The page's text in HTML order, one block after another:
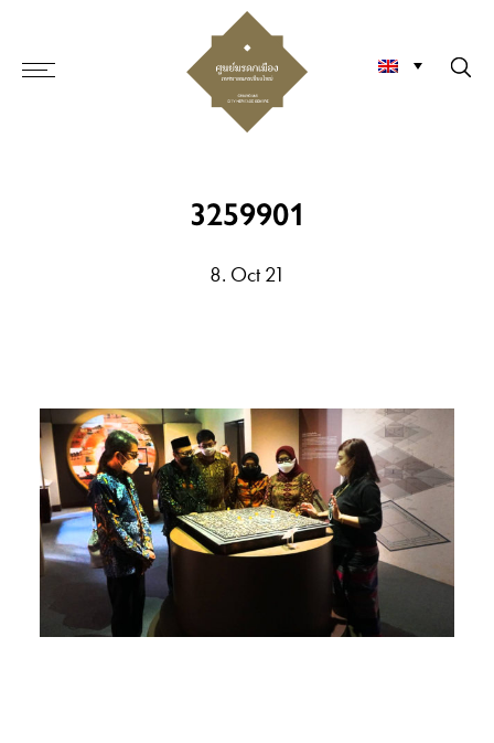
3259901
8. Oct 21